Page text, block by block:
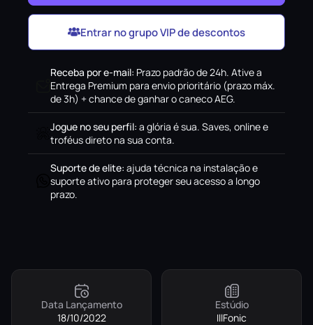
Entrar no grupo VIP de descontos
Receba por e-mail: Prazo padrão de 24h. Ative a
Entrega Premium para envio prioritário (prazo máx.
de 3h) + chance de ganhar o caneco AEG.
Jogue no seu perfil: a glória é sua. Saves, online e
troféus direto na sua conta.
Suporte de elite: ajuda técnica na instalação e
suporte ativo para proteger seu acesso a longo
prazo.
Data Lançamento
18/10/2022
Estúdio
IllFonic